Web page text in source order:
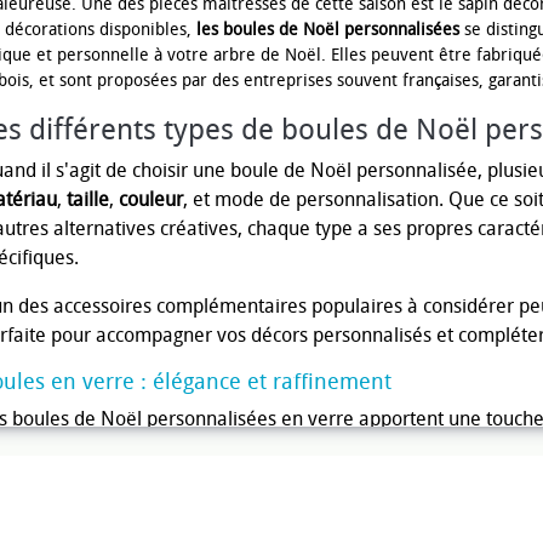
Une des pièces maîtresses de cette saison est le sapin
décorations disponibles, les boules de Noël personnaliséesse
et personnelle à votre arbre de Noël. Elles peuvent être
et sont proposées par des entreprises souvent françaises,
différents types de boules de Noël
il s'agit de choisir une boule de Noël personnalisée,
, taille, couleur, et mode de personnalisation. Que ce
alternatives créatives, chaque type a ses propres
des accessoires complémentaires populaires à considérer
pour accompagner vos décors personnalisés et
en verre : élégance et raffinement
boules de Noël personnalisées en verre apportent une